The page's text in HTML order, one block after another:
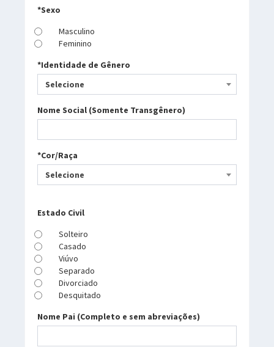
*Sexo
Masculino
Feminino
*Identidade de Gênero
Selecione
Nome Social (Somente Transgênero)
*Cor/Raça
Selecione
Estado Civil
Solteiro
Casado
Viúvo
Separado
Divorciado
Desquitado
Nome Pai (Completo e sem abreviações)